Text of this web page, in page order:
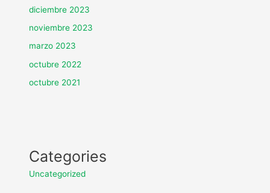
diciembre 2023
noviembre 2023
marzo 2023
octubre 2022
octubre 2021
Categories
Uncategorized